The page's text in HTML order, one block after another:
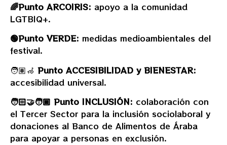
🌈Punto ARCOIRIS: apoyo a la comunidad
LGTBIQ+.
🟢Punto VERDE: medidas medioambientales del
festival.
🧑🏽‍🦽 Punto ACCESIBILIDAD y BIENESTAR:
accesibilidad universal.
🧑🏻‍🤝‍🧑🏿 Punto INCLUSIÓN: colaboración con
el Tercer Sector para la inclusión sociolaboral y
donaciones al Banco de Alimentos de Áraba
para apoyar a personas en exclusión.